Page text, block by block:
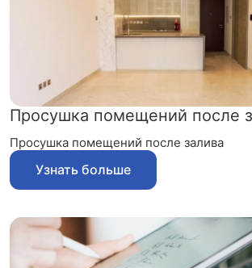
Просушка помещений после
Просушка помещений после залива
Узнать больше